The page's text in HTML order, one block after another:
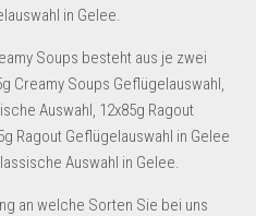
in Gelee.
Soups besteht aus je zwei
Creamy Soups Geflügelauswahl,
Auswahl, 12x85g Ragout
Ragout Geflügelauswahl in Gelee
Auswahl in Gelee.
an welche Sorten Sie bei uns